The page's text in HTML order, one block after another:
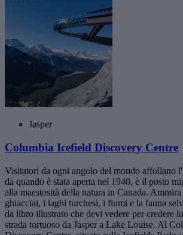
Jasper
Columbia Icefield Discovery Centre
Visitatori da ogni angolo del mondo affollano
da quando è stata aperta nel 1940, è il posto
alla maestosità della natura in Canada.
ghiacciai, i laghi turchesi, i fiumi e la fauna
da libro illustrato che devi vedere per credere
strada tortuoso da Jasper a Lake Louise. Al